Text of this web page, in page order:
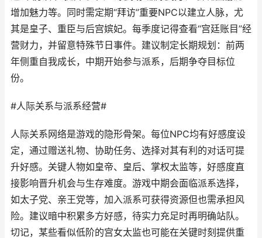
增加魅力等。同时需定期“拜访”重要NPC以建立人脉，尤
其是皇子、重臣与后宫嫔妃。每季度记得查看“宫廷账目”经
营财力，并留意特殊节日事件。建议制定长期规划：前两
年侧重自我成长，中期开始参与派系，后期争夺目标位
份。
#人际关系与派系经营#
人际关系网络是游戏的隐形骨架。每位NPC均有好感度设
定，通过赠送礼物、协助任务、选择对其有利的对话可提
升好感。关键人物如皇帝、皇后、掌权太监等，好感度直
接影响晋升机会与生存难度。游戏中期会面临派系选择，
如太子党、亲王党等，加入派系可获得资源但也需承担风
险。建议暗中积累多方好感，待实力充足时再明确站队。
切记，某些看似低阶的宫女太监也可能在关键时刻提供重